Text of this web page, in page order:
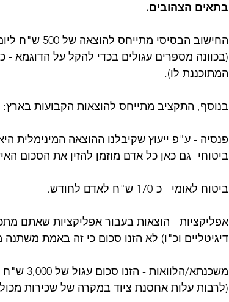
בתאים הצהובים.
(בכוונה מספרים עגולים בכדי להקל על הדוגמא -
המתוכננת לו).
בנוסף, התקציב מתייחס להוצאות הקבועות בארץ:
ביטוחי- גם כאן כל אדם מוזמן להזין את הסכום
ביטוח לאומי - כ-170 ש"ח לאדם לחודש.
אפליקציות - הוצאות בעבור אפליקציות שאתם
דיגיטליים וכ"ו) לא הזנו סכום כי זה באמת
משכנתא/
(לרבות עלות אחסנת ציוד במקרה של שכירות